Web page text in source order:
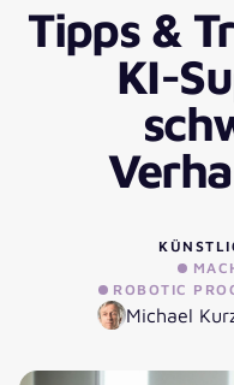
Tipps &
KI-
ROBOTIC
Michael